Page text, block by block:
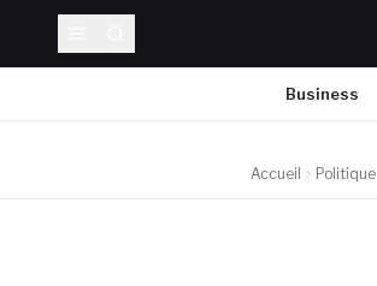
Business
Accueil Politique